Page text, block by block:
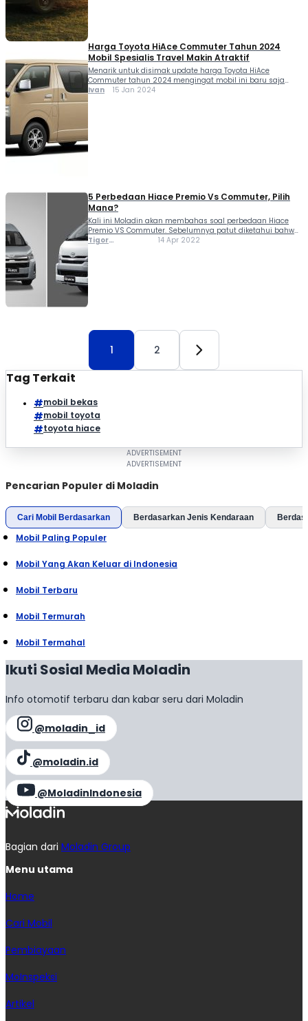
Harga Toyota HiAce Commuter Tahun 2024
Mobil Spesialis Travel Makin Atraktif
Menarik untuk disimak update harga Toyota HiAce
Commuter tahun 2024 mengingat mobil ini baru saja
mengalami facelift pada tampilan dan kelengkapan kabin.
Ivan 15 Jan 2024
5 Perbedaan Hiace Premio Vs Commuter, Pilih
Mana?
Kali ini Moladin akan membahas soal perbedaan Hiace
Premio VS Commuter. Sebelumnya patut diketahui bahwa
baik Hiace Premio dan Hice Commuter adalah kendaraan
Tigor
14 Apr 2022
1 2
Tag Terkait
mobil bekas
mobil toyota
toyota hiace
Pencarian Populer di Moladin
Cari Mobil Berdasarkan Berdasarkan Jenis Kendaraan
Mobil Paling Populer
Mobil Yang Akan Keluar di Indonesia
Mobil Terbaru
Mobil Termurah
Mobil Termahal
Ikuti Sosial Media Moladin
Info otomotif terbaru dan kabar seru dari Moladin
@moladin_id
@moladin.id
@MoladinIndonesia
Bagian dari Moladin Group
Menu utama
Home
Cari Mobil
Pembiayaan
MoInspeksi
Artikel